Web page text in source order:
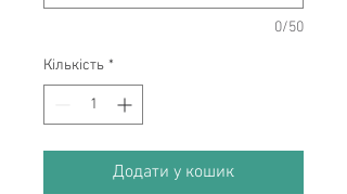
0/50
Кількість *
Додати у кошик